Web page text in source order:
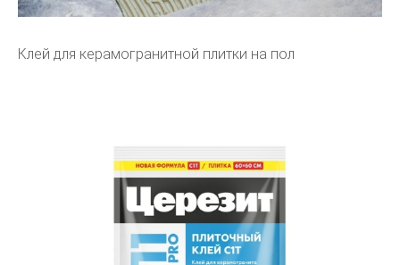
Клей для керамогранитной плитки на пол